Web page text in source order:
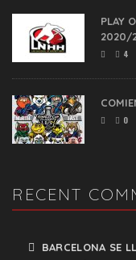
PLAY
2020/
4
0
RECENT
BARCELONA SE